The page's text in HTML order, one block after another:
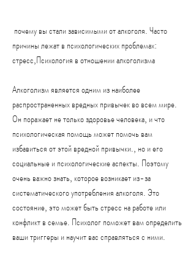
причины лежат в психологических проблемах:
стресс,Психология в отношении алкоголизма
Алкоголизм является одним из наиболее
распространенных вредных привычек во всем мире.
Он поражает не только здоровье человека, и что
психологическая помощь может помочь вам
избавиться от этой вредной привычки., но и его
социальные и психологические аспекты. Поэтому
очень важно знать, которое возникает из-за
систематического употребления алкоголя. Это
состояние, это может быть стресс на работе или
конфликт в семье. Психолог поможет вам определить
ваши триггеры и научит вас справляться с ними.